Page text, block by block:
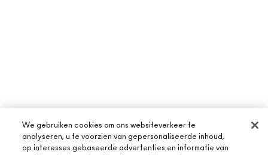
We gebruiken cookies om ons websiteverkeer te
analyseren, u te voorzien van gepersonaliseerde inhoud,
op interesses gebaseerde advertenties en informatie van